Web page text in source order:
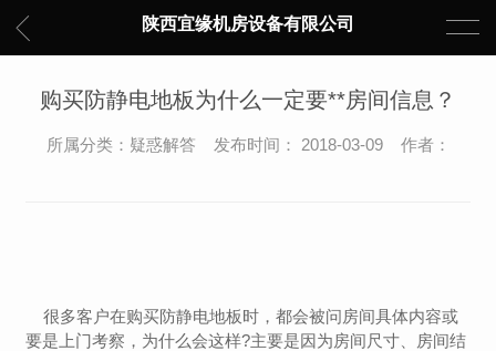
陕西宜缘机房设备有限公司
购买防静电地板为什么一定要**房间信息？
所属分类：疑惑解答 发布时间： 2018-03-09 作者：
很多客户在购买防静电地板时，都会被问房间具体内容或
要是上门考察，为什么会这样?主要是因为房间尺寸、房间结